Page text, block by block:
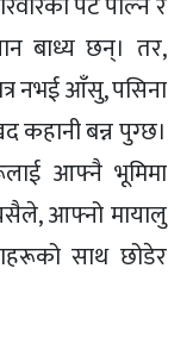
बाध्य छन्। तर,
नभई आँसु, पसिना
बन्न पुग्छ।
आफ्नै भूमिमा
आफ्नो मायालु
साथ छोडेर